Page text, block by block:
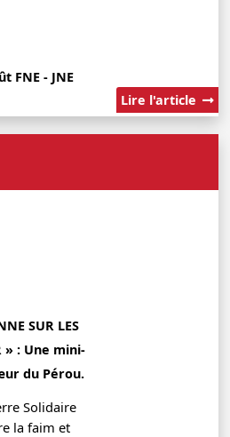
FNE - JNE
Lire l'article
SUR LES
» : Une mini-
du Pérou.
Solidaire
la faim et